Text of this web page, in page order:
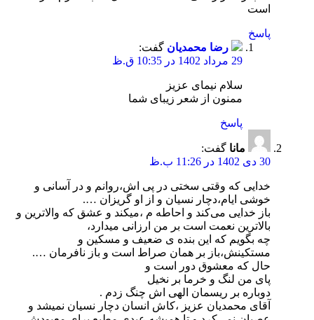
است
پاسخ
رضا محمدیان گفت:
29 مرداد 1402 در 10:35 ق.ظ
سلام نیمای عزیز
ممنون از شعر زیبای شما
پاسخ
مانا گفت:
30 دی 1402 در 11:26 ب.ظ
خدایی که وقتی سختی در پی اش،روانم و در آسانی و
خوشی ایام،دچار نسیان و از او گریزان ….
باز خدایی می‌کند و احاطه م ،میکند و عشق که والاترین و
بالاترین نعمت است بر من ارزانی میدارد،
چه بگویم که این بنده ی ضعیف و مسکین و
مستکینش،باز بر همان صراط است و باز نافرمان ….
حال که معشوق دور است و
پای من لنگ و خرما بر نخیل
دوباره بر ریسمان الهی اش چنگ زدم .
آقای محمدیان عزیز ،کاش انسان دچار نسیان نمیشد و